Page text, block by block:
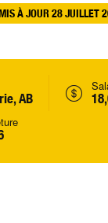
À JOUR 28 JUILLET
AB